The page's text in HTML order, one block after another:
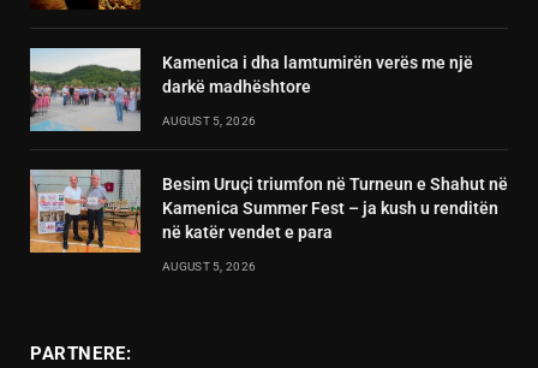
Kamenica i dha lamtumirën verës me një
darkë madhështore
AUGUST 5, 2026
Besim Uruçi triumfon në Turneun e Shahut në
Kamenica Summer Fest – ja kush u renditën
në katër vendet e para
AUGUST 5, 2026
PARTNERE: